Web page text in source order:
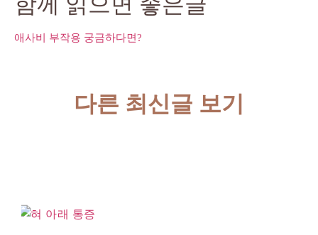
애사비 부작용 궁금하다면?
다른 최신글 보기